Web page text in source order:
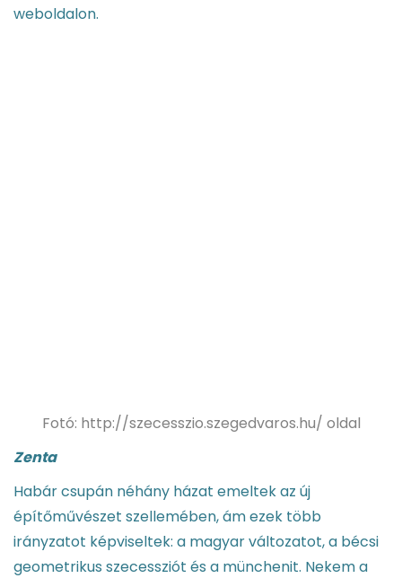
weboldalon.
Fotó: http://szecesszio.szegedvaros.hu/ oldal
Zenta
Habár csupán néhány házat emeltek az új
építőművészet szellemében, ám ezek több
irányzatot képviseltek: a magyar változatot, a bécsi
geometrikus szecessziót és a münchenit. Nekem a